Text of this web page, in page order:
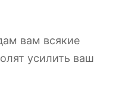
вам всякие
усилить ваш